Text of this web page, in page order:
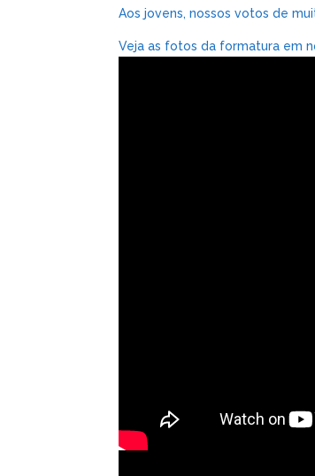
Aos jovens, nossos votos de
Veja as fotos da formatura em